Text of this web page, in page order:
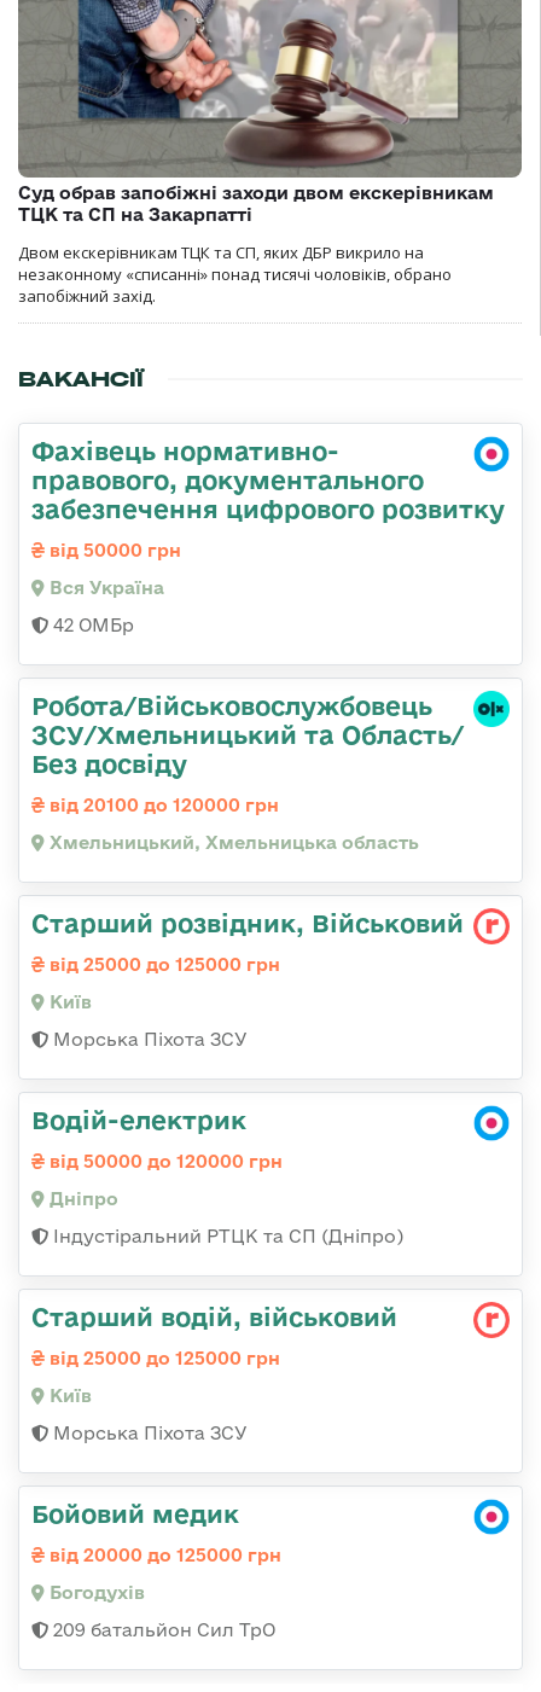
Суд обрав запобіжні заходи двом екскерівникам
ТЦК та СП на Закарпатті
Двом екскерівникам ТЦК та СП, яких ДБР викрило на
незаконному «списанні» понад тисячі чоловіків, обрано
запобіжний захід.
ВАКАНСІЇ
Фахівець нормативно-
правового, документального
забезпечення цифрового розвитку
від 50000 грн
Вся Україна
42 ОМБр
Робота/Військовослужбовець
ЗСУ/Хмельницький та Область/
Без досвіду
від 20100 до 120000 грн
Хмельницький, Хмельницька область
Старший розвідник, Військовий
від 25000 до 125000 грн
Київ
Морська Піхота ЗСУ
Водій-електрик
від 50000 до 120000 грн
Дніпро
Індустіральний РТЦК та СП (Дніпро)
Старший водій, військовий
від 25000 до 125000 грн
Київ
Морська Піхота ЗСУ
Бойовий медик
від 20000 до 125000 грн
Богодухів
209 батальйон Сил ТрО